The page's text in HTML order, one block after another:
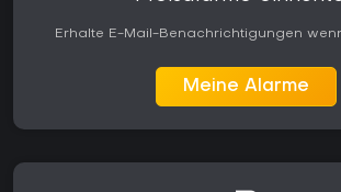
Erhalte E-Mail-Benachrichtigungen
Meine Alarme